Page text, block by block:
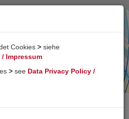
Toggle
Cookies > siehe
Impressum
> see Data Privacy Policy /